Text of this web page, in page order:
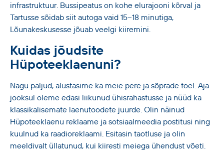
infrastruktuur. Bussipeatus on kohe elurajooni kõrval ja
Tartusse sõidab siit autoga vaid 15–18 minutiga,
Lõunakeskusesse jõuab veelgi kiiremini.
Kuidas jõudsite
Hüpoteeklaenuni?
Nagu paljud, alustasime ka meie pere ja sõprade toel. Aja
jooksul oleme edasi liikunud ühisrahastusse ja nüüd ka
klassikalisemate laenutoodete juurde. Olin näinud
Hüpoteeklaenu reklaame ja sotsiaalmeedia postitusi ning
kuulnud ka raadioreklaami. Esitasin taotluse ja olin
meeldivalt üllatunud, kui kiiresti meiega ühendust võeti.